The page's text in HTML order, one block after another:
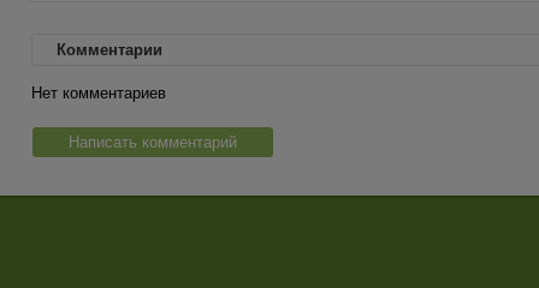
Комментарии
Нет комментариев
Написать комментарий